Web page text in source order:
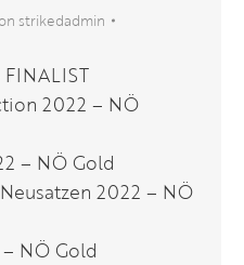
strikedadmin
2022 – NÖ
– NÖ Gold
2022 – NÖ
NÖ Gold